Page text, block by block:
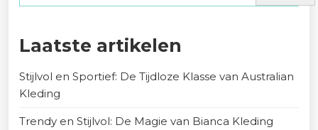
Laatste artikelen
Stijlvol en Sportief: De Tijdloze Klasse van Australian
Kleding
Trendy en Stijlvol: De Magie van Bianca Kleding